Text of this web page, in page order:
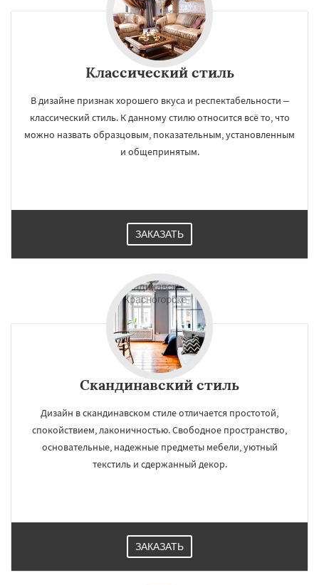
Классический стиль
В дизайне признак хорошего вкуса и респектабельности –
классический стиль. К данному стилю относится всё то, что
можно назвать образцовым, показательным, установленным
и общепринятым.
ЗАКАЗАТЬ
Скандинавский стиль
Дизайн в скандинавском стиле отличается простотой,
спокойствием, лаконичностью. Свободное пространство,
основательные, надежные предметы мебели, уютный
текстиль и сдержанный декор.
ЗАКАЗАТЬ